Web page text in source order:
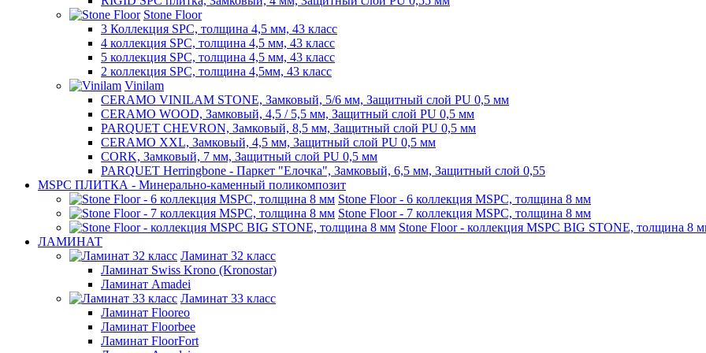
Stone Floor
3 Коллекция SPC, толщина 4,5 мм, 43 класс
4 коллекция SPC, толщина 4,5 мм, 43 класс
5 коллекция SPC, толщина 4,5 мм, 43 класс
2 коллекция SPC, толщина 4,5мм, 43 класс
Vinilam
CERAMO VINILAM STONE, Замковый, 5/6 мм, Защитный слой PU 0,5 мм
CERAMO WOOD, Замковый, 4,5 / 5,5 мм, Защитный слой PU 0,5 мм
PARQUET CHEVRON, Замковый, 8,5 мм, Защитный слой PU 0,5 мм
CERAMO XXL, Замковый, 4,5 мм, Защитный слой PU 0,5 мм
CORK, Замковый, 7 мм, Защитный слой PU 0,5 мм
PARQUET Herringbone - Паркет "Елочка", Замковый, 6,5 мм, Защитный слой 0,55
MSPC ПЛИТКА - Минерально-каменный поликомпозит
Stone Floor - 6 коллекция MSPC, толщина 8 мм
Stone Floor - 7 коллекция MSPC, толщина 8 мм
Stone Floor - коллекция MSPC BIG STONE, толщина 8
ЛАМИНАТ
Ламинат 32 класс
Ламинат Swiss Krono (Kronostar)
Ламинат Amadei
Ламинат 33 класс
Ламинат Flooreo
Ламинат Floorbee
Ламинат FloorFort